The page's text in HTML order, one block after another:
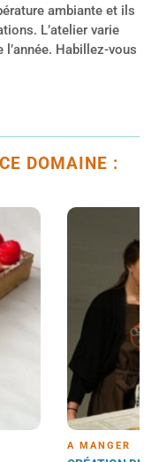
ambiante et ils
L’atelier varie
Habillez-vous
DOMAINE :